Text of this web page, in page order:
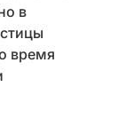
в
время